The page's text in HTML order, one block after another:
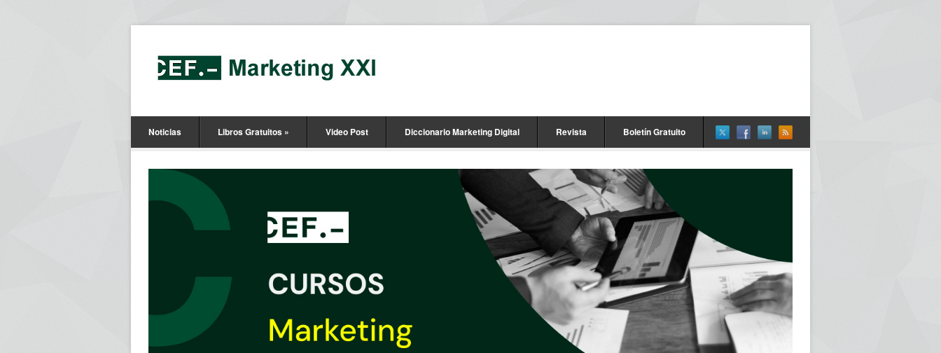
Noticias Libros Gratuitos » Video Post Diccionario Marketing Digital Revista Boletín Gratuito